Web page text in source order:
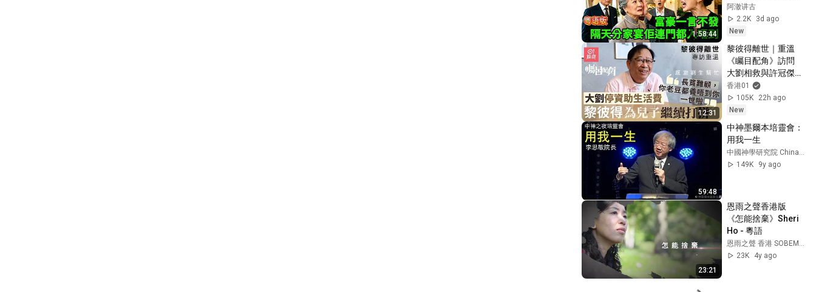
1:58:44
就嫌我睇唔乾淨當眾
甩我耳光！富豪一言
不發，隔天分家宴佢
連門都入唔到！ #真
人真事 #廣東話故事
阿澈讲古
2.2K
3d ago
New
12:31
黎彼得離世｜重溫
《矚目配角》訪問
大劉相救與許冠傑決
裂仍欣賞｜01娛樂｜
黎彼得｜專訪｜香港
藝人
香港01
105K
22h ago
New
59:48
中神墨爾本培靈會：
用我一生
149K
9y ago
23:21
恩雨之聲香港版
《怎能捨棄》Sheri
Ho - 粵語
23K
4y ago